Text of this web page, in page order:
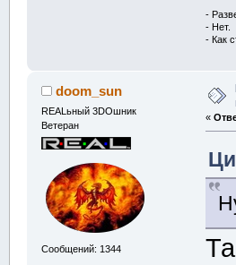
-
- Нет.
- Как
doom_sun
REALьный 3DOшник
Ветеран
Сообщений: 1344
«